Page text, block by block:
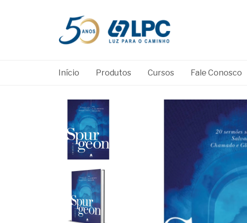
Início Produtos Cursos Fale Conosco